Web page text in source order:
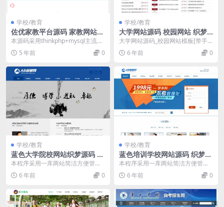
学校/教育
佐优家教平台源码 家教网站源
码 可封装成APP thinkphp内
本源码采用thinkphp+mysql主流框
架开发，前段采用bootstrap框...
5 年前 0
学校/教育
大学网站源码 校园网站 织梦d
edecms模板 [带手机版数据同
大学网站源码_校园网站模板[带手
机版数据同步]本程序采用一库两站
简洁方便管理后台...
6 年前 0
学校/教育
蓝色大学院校网站织梦源码 d
edecms模板 [自适应手机版]
本程序采用一库两站简洁方便管理
后台，一个后台管理两网站，电脑
版+手机版 1、网站...
6 年前 0
学校/教育
蓝色培训学校网站源码 织梦d
edecms模板 [带手机版数据同
步]
本程序采用一库两站简洁方便管理
后台，一个后台管理两网站，电脑
版+手机版 1、网站...
6 年前 0